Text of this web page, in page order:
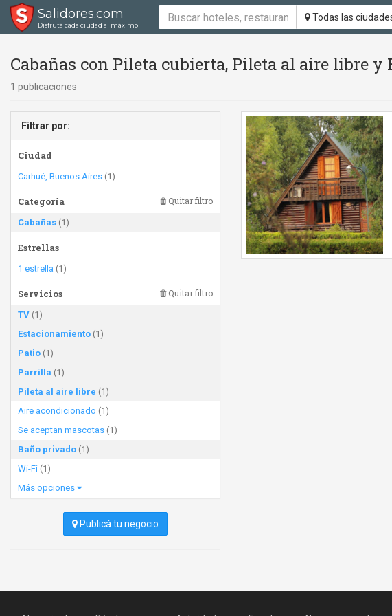
Salidores.com
Disfrutá cada ciudad al máximo
Todas las
Cabañas con Pileta cubierta, Pileta al aire libre y
1 publicaciones
Filtrar por:
Ciudad
Carhué, Buenos Aires (1)
Categoría Quitar filtro
Cabañas (1)
Estrellas
1 estrella (1)
Servicios Quitar filtro
TV (1)
Estacionamiento (1)
Patio (1)
Parrilla (1)
Pileta al aire libre (1)
Aire acondicionado (1)
Se aceptan mascotas (1)
Baño privado (1)
Wi-Fi (1)
Más opciones
Publicá tu negocio